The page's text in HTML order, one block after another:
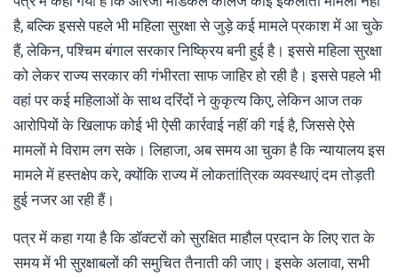
है, बल्कि इससे पहले भी महिला सुरक्षा से जुड़े कई मामले प्रकाश में आ चुके
हैं, लेकिन, पश्चिम बंगाल सरकार निष्क्रिय बनी हुई है। इससे महिला सुरक्षा
को लेकर राज्य सरकार की गंभीरता साफ जाहिर हो रही है। इससे पहले भी
वहां पर कई महिलाओं के साथ दरिंदों ने कुकृत्य किए, लेकिन आज तक
आरोपियों के खिलाफ कोई भी ऐसी कार्रवाई नहीं की गई है, जिससे ऐसे
मामलों मे विराम लग सके। लिहाजा, अब समय आ चुका है कि न्यायालय इस
मामले में हस्तक्षेप करे, क्योंकि राज्य में लोकतांत्रिक व्यवस्थाएं दम तोड़ती
हुई नजर आ रही हैं।
पत्र में कहा गया है कि डॉक्टरों को सुरक्षित माहौल प्रदान के लिए रात के
समय में भी सुरक्षाबलों की समुचित तैनाती की जाए। इसके अलावा, सभी